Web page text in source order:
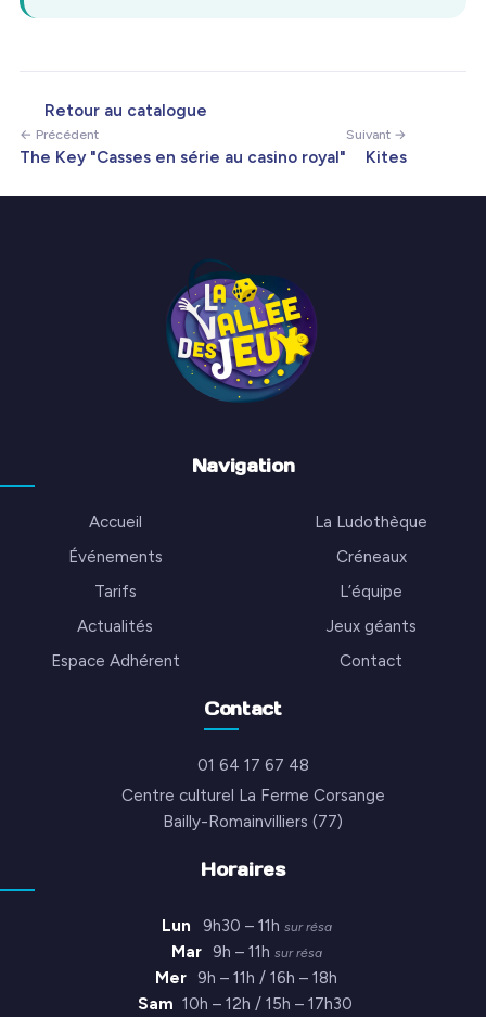
Retour au catalogue
← Précédent
The Key "Casses en série au casino royal"
Suivant →
Kites
Navigation
Accueil
La Ludothèque
Événements
Créneaux
Tarifs
L’équipe
Actualités
Jeux géants
Espace Adhérent
Contact
Contact
01 64 17 67 48
Centre culturel La Ferme Corsange
Bailly-Romainvilliers (77)
Horaires
Lun 9h30 – 11h sur résa
Mar 9h – 11h sur résa
Mer 9h – 11h / 16h – 18h
Sam 10h – 12h / 15h – 17h30